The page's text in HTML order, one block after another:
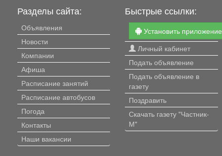
вместительная лоджия. Дом
расположен внутри
рядом детский садик,
через дорогу
Д Вокзал, в шаговом
дамба реки,
остановки общественного
транспорта. Звоните
договоримся с
ответим на
вопросы поможем с
Разделы сайта:
Объявления
Новости
Компании
Афиша
Расписание занятий
Расписание автобусов
Погода
Контакты
Наши вакансии
Быстрые ссылки:
Установить приложение
Личный кабинет
Подать объявление
Подать объявление в
газету
Поздравить
Скачать газету "Частник-
М"